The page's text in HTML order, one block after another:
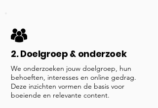
2. Doelgroep & onderzoek
We onderzoeken jouw doelgroep, hun
behoeften, interesses en online gedrag.
Deze inzichten vormen de basis voor
boeiende en relevante content.